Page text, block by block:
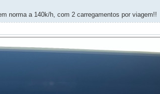
norma a 140k/h, com 2 carregamentos por viagem!!